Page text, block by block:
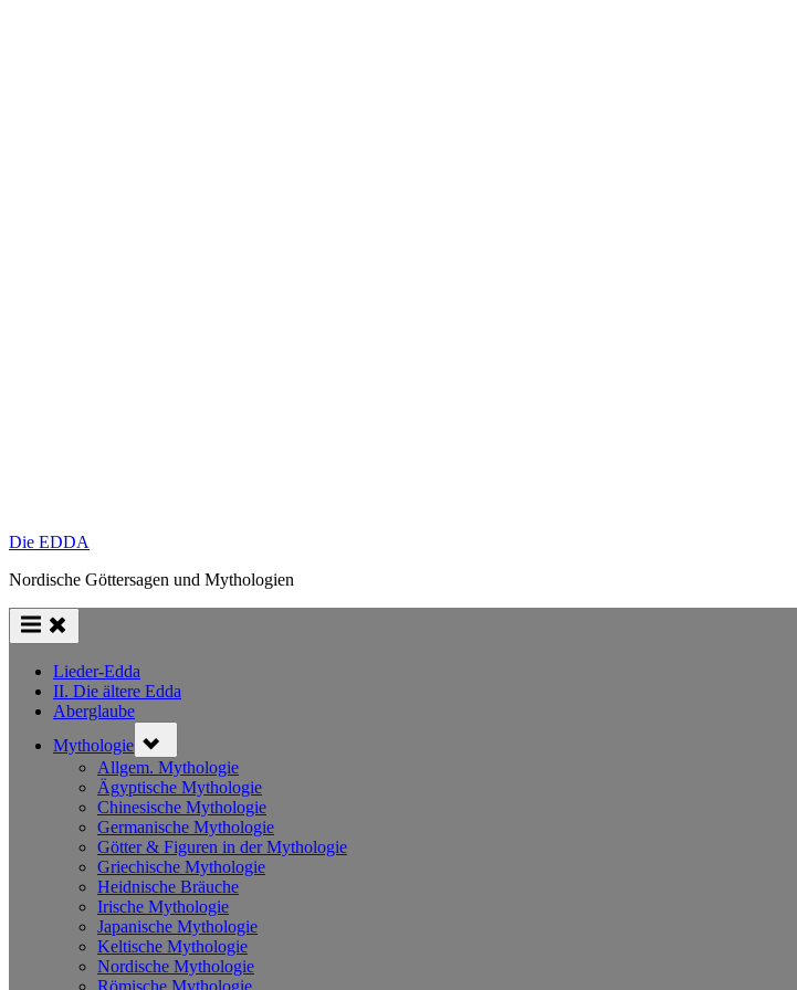
Die EDDA
Nordische Göttersagen und Mythologien
Lieder-Edda
II. Die ältere Edda
Aberglaube
Mythologie sub-
menu
Allgem. Mythologie
Ägyptische Mythologie
Chinesische Mythologie
Germanische Mythologie
Götter & Figuren in der Mythologie
Griechische Mythologie
Heidnische Bräuche
Irische Mythologie
Japanische Mythologie
Keltische Mythologie
Nordische Mythologie
Römische Mythologie